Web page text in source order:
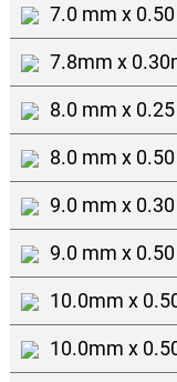
7.0 mm x
7.8mm x
8.0 mm x
8.0 mm x
9.0 mm x
9.0 mm x
10.0mm x
10.0mm x